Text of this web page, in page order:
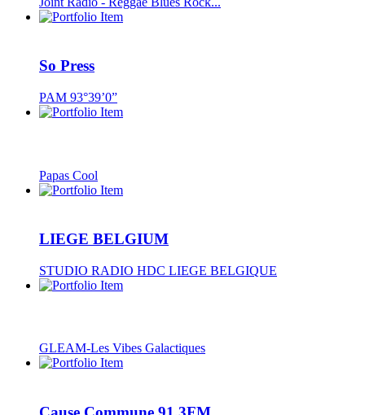
So Press
PAM 93°39’0”
Papas Cool
LIEGE BELGIUM
STUDIO RADIO HDC LIEGE BELGIQUE
GLEAM-Les Vibes Galactiques